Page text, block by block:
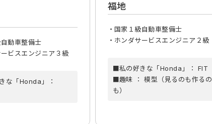
動車整備士
ビスエンジニア３級
な「Honda」：
福地
・国家１級自動車整備士
・ホンダサービスエンジニア２級
■私の好きな「Honda」： FIT
■趣味 ： 模型（見るのも作るの
も）